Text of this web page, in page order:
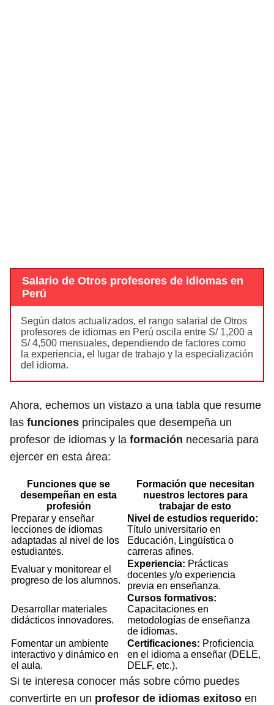
Salario de Otros profesores de idiomas en
Perú
Según datos actualizados, el rango salarial de Otros
profesores de idiomas en Perú oscila entre S/ 1,200 a
S/ 4,500 mensuales, dependiendo de factores como
la experiencia, el lugar de trabajo y la especialización
del idioma.
Ahora, echemos un vistazo a una tabla que resume
las funciones principales que desempeña un
profesor de idiomas y la formación necesaria para
ejercer en esta área:
Funciones que se
desempeñan en esta
profesión
Formación que necesitan
nuestros lectores para
trabajar de esto
Preparar y enseñar
lecciones de idiomas
adaptadas al nivel de los
estudiantes.
Nivel de estudios requerido:
Título universitario en
Educación, Lingüística o
carreras afines.
Evaluar y monitorear el
progreso de los alumnos.
Experiencia: Prácticas
docentes y/o experiencia
previa en enseñanza.
Desarrollar materiales
didácticos innovadores.
Cursos formativos:
Capacitaciones en
metodologías de enseñanza
de idiomas.
Fomentar un ambiente
interactivo y dinámico en
el aula.
Certificaciones: Proficiencia
en el idioma a enseñar (DELE,
DELF, etc.).
Si te interesa conocer más sobre cómo puedes
convertirte en un profesor de idiomas exitoso en